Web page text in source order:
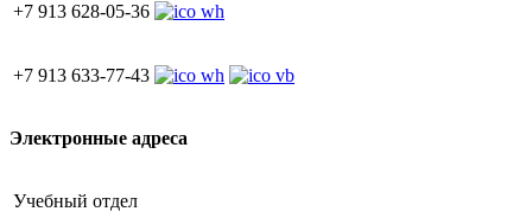
+7 913 628-05-36
+7 913 633-77-43
Электронные адреса
Учебный отдел